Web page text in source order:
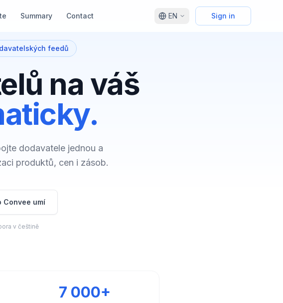
Summary Contact EN Sign in
feedů
na váš
dodavatele jednou a
produktů, cen i zásob.
Convee umí
v češtině
7 000+